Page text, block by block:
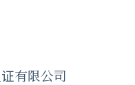
有限公司